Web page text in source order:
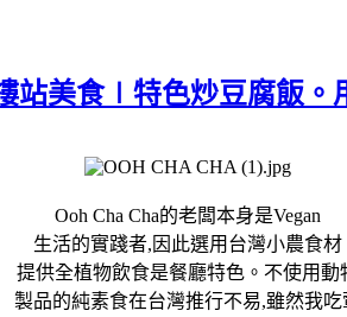
站美食∣特色炒豆腐飯
Ooh Cha Cha的老闆本身是Vegan
生活的實踐者,因此選用台灣小農食材
提供全植物飲食是餐廳特色。不使用動
製品的純素食在台灣推行不易,雖然我吃